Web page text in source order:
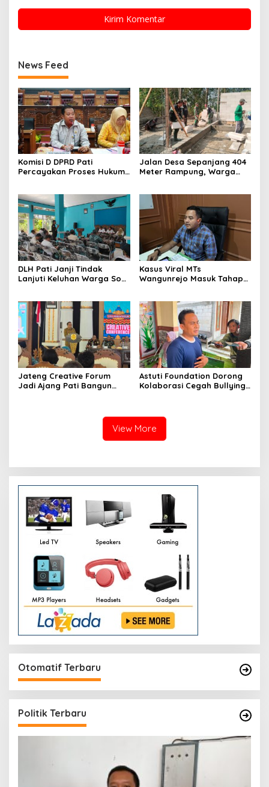
News Feed
Komisi D DPRD Pati
Percayakan Proses Hukum
Jalan Desa Sepanjang 404
Meter Rampung, Warga
DLH Pati Janji Tindak
Lanjuti Keluhan Warga Soal
Kasus Viral MTs
Wangunrejo Masuk Tahap
Jateng Creative Forum
Jadi Ajang Pati Bangun
Astuti Foundation Dorong
Kolaborasi Cegah Bullying
View More
Otomatif Terbaru
Politik Terbaru